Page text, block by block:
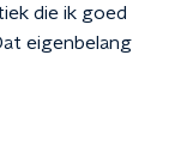
die ik goed
eigenbelang